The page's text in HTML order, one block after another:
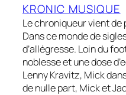
KRONIC MUSIQUE
Le chroniqueur vient de
Dans ce monde de
d’allégresse. Loin du
noblesse et une dose
Lenny Kravitz, Mick
de nulle part, Mick et